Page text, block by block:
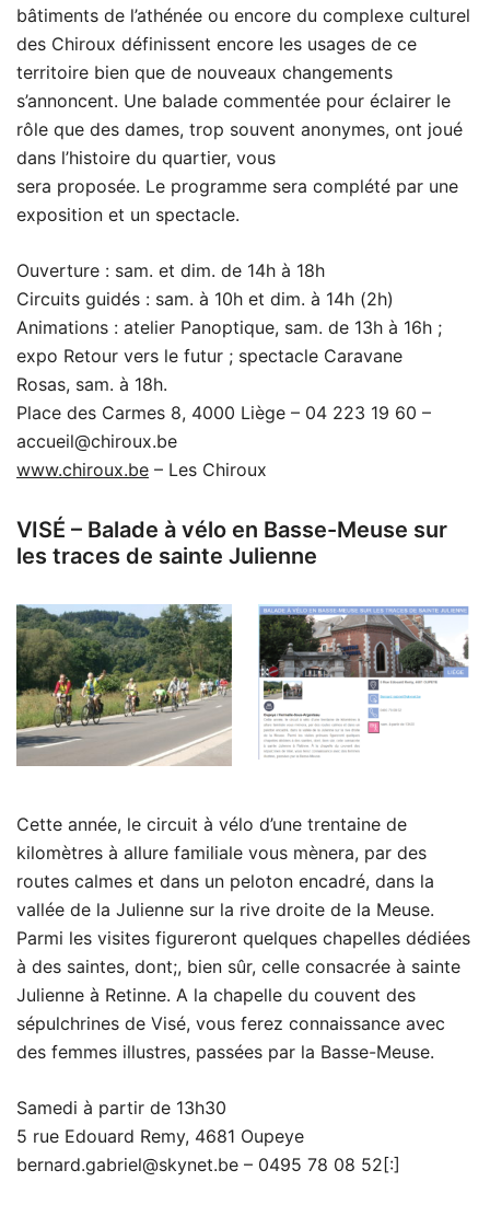
bâtiments de l’athénée ou encore du complexe culturel
des Chiroux définissent encore les usages de ce
territoire bien que de nouveaux changements
s’annoncent. Une balade commentée pour éclairer le
rôle que des dames, trop souvent anonymes, ont joué
dans l’histoire du quartier, vous
sera proposée. Le programme sera complété par une
exposition et un spectacle.
Ouverture : sam. et dim. de 14h à 18h
Circuits guidés : sam. à 10h et dim. à 14h (2h)
Animations : atelier Panoptique, sam. de 13h à 16h ;
expo Retour vers le futur ; spectacle Caravane
Rosas, sam. à 18h.
Place des Carmes 8, 4000 Liège – 04 223 19 60 –
accueil@chiroux.be
www.chiroux.be – Les Chiroux
VISÉ – Balade à vélo en Basse-Meuse sur
les traces de sainte Julienne
Cette année, le circuit à vélo d’une trentaine de
kilomètres à allure familiale vous mènera, par des
routes calmes et dans un peloton encadré, dans la
vallée de la Julienne sur la rive droite de la Meuse.
Parmi les visites figureront quelques chapelles dédiées
à des saintes, dont;, bien sûr, celle consacrée à sainte
Julienne à Retinne. A la chapelle du couvent des
sépulchrines de Visé, vous ferez connaissance avec
des femmes illustres, passées par la Basse-Meuse.
Samedi à partir de 13h30
5 rue Edouard Remy, 4681 Oupeye
bernard.gabriel@skynet.be – 0495 78 08 52[:]